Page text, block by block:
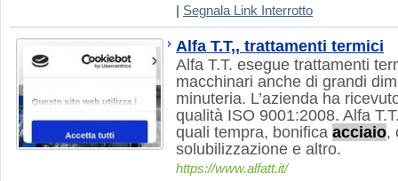
Segnala Link Interrotto
Alfa T.T,, trattamenti termici
Alfa T.T. esegue trattamenti
macchinari anche di grandi
minuteria. L’azienda ha
qualità ISO 9001:2008. Alfa
quali tempra, bonifica acciaio,
solubilizzazione e altro.
https://www.alfatt.it/